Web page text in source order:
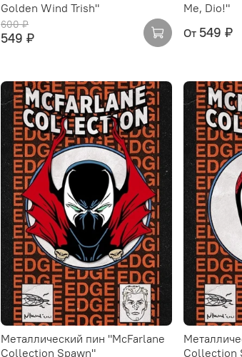
Golden Wind Trish"
600 ₽
549 ₽
Me, Dio!"
От 549 ₽
Металлический пин "McFarlane
Collection Spawn"
Collection